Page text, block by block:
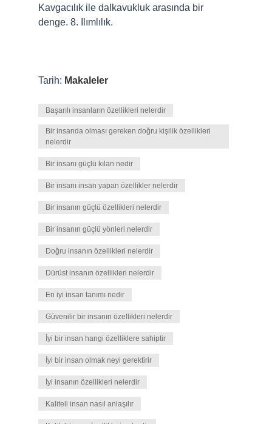
Kavgacılık ile dalkavukluk arasında bir
denge. 8. Ilımlılık.
Tarih: Makaleler
Başarılı insanların özellikleri nelerdir
Bir insanda olması gereken doğru kişilik özellikleri
nelerdir
Bir insanı güçlü kılan nedir
Bir insanı insan yapan özellikler nelerdir
Bir insanın güçlü özellikleri nelerdir
Bir insanın güçlü yönleri nelerdir
Doğru insanın özellikleri nelerdir
Dürüst insanın özellikleri nelerdir
En iyi insan tanımı nedir
Güvenilir bir insanın özellikleri nelerdir
İyi bir insan hangi özelliklere sahiptir
İyi bir insan olmak neyi gerektirir
İyi insanın özellikleri nelerdir
Kaliteli insan nasıl anlaşılır